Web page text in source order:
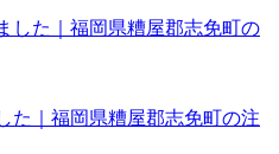
た｜福岡県糟屋郡志免町の注